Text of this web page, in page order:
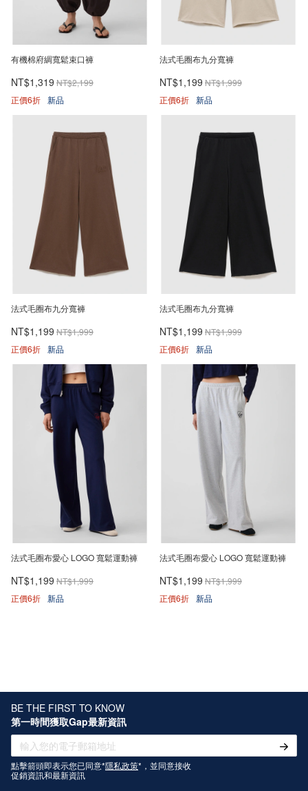
有機棉府綢寬鬆束口褲
NT$1,319 NT$2,199
正價6折 新品
法式毛圈布九分寬褲
NT$1,199 NT$1,999
正價6折 新品
法式毛圈布九分寬褲
NT$1,199 NT$1,999
正價6折 新品
法式毛圈布九分寬褲
NT$1,199 NT$1,999
正價6折 新品
法式毛圈布愛心 LOGO 寬鬆運動褲
NT$1,199 NT$1,999
正價6折 新品
法式毛圈布愛心 LOGO 寬鬆運動褲
NT$1,199 NT$1,999
正價6折 新品
BE THE FIRST TO KNOW
第一時間獲取Gap最新資訊
點擊箭頭即表示您已同意*隱私政策*，並同意接收
促銷資訊和最新資訊